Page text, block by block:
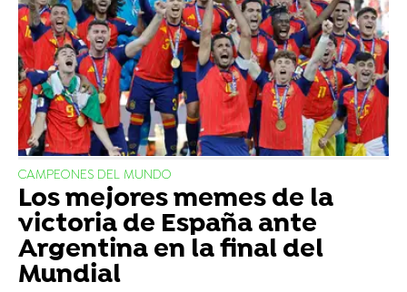
CAMPEONES DEL MUNDO
Los mejores memes de la
victoria de España ante
Argentina en la final del
Mundial